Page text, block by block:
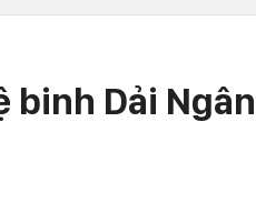
binh Dải